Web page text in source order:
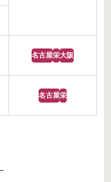
名古屋栄大阪
名古屋栄